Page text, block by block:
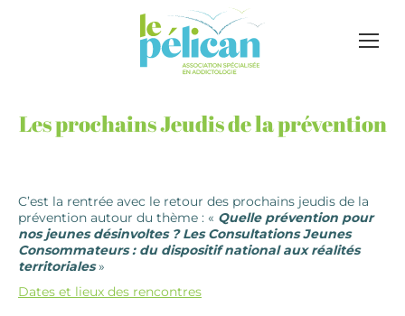
Les prochains Jeudis de la prévention
C’est la rentrée avec le retour des prochains jeudis de la
prévention autour du thème : « Quelle prévention pour
nos jeunes désinvoltes ? Les Consultations Jeunes
Consommateurs : du dispositif national aux réalités
territoriales»
Dates et lieux des rencontres